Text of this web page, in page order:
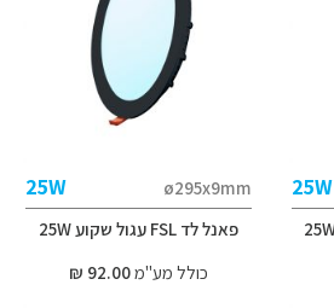
25W
ø295x9mm
25W
פאנל לד FSL עגול שקוע 25W
כולל מע"מ92.00 ₪